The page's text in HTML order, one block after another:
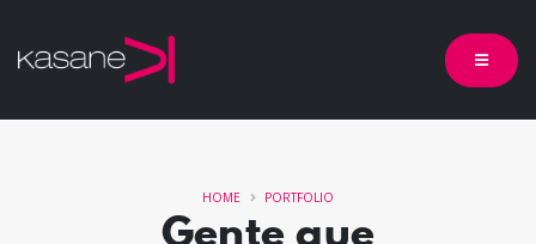
Gente que
HOME PORTFOLIO